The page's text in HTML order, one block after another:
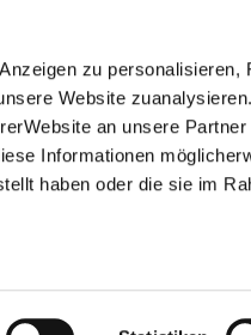
zu personalisieren,
Website
an unsere
Informationen
haben oder die sie im
tourist.de
sind die
Marketing- und